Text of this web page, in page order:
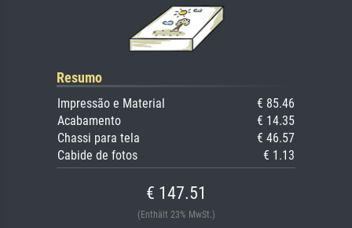
Resumo
Impressão e Material
€ 85.46
Acabamento
€ 14.35
Chassi para tela
€ 46.57
Cabide de fotos
€ 1.13
€ 147.51
(Enthält 23% MwSt.)